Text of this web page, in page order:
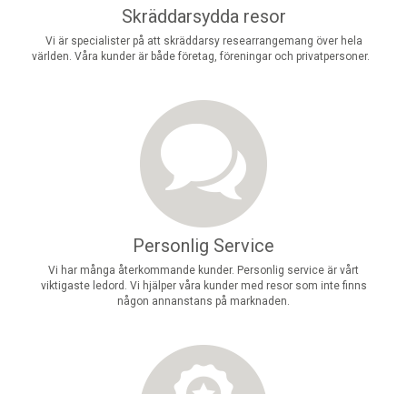
Skräddarsydda resor
Vi är specialister på att skräddarsy researrangemang över hela
världen. Våra kunder är både företag, föreningar och privatpersoner.
Personlig Service
Vi har många återkommande kunder. Personlig service är vårt
viktigaste ledord. Vi hjälper våra kunder med resor som inte finns
någon annanstans på marknaden.